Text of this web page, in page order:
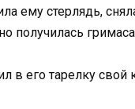
ему стерлядь,
получилась
в его тарелку свой